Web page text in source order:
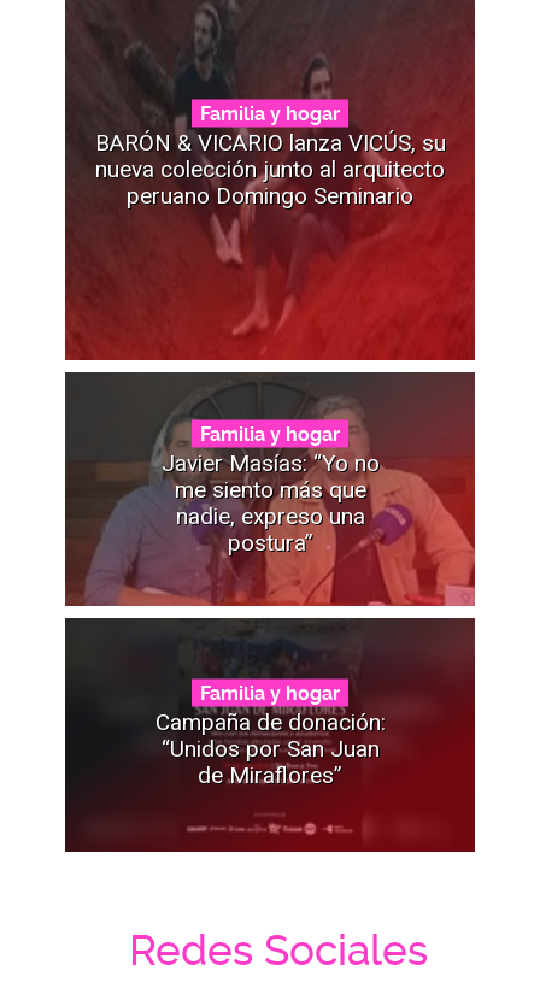
Familia y hogar
BARÓN & VICARIO lanza VICÚS, su
nueva colección junto al arquitecto
peruano Domingo Seminario
Familia y hogar
Javier Masías: “Yo no
me siento más que
nadie, expreso una
postura”
Familia y hogar
Campaña de donación:
“Unidos por San Juan
de Miraflores”
Redes Sociales